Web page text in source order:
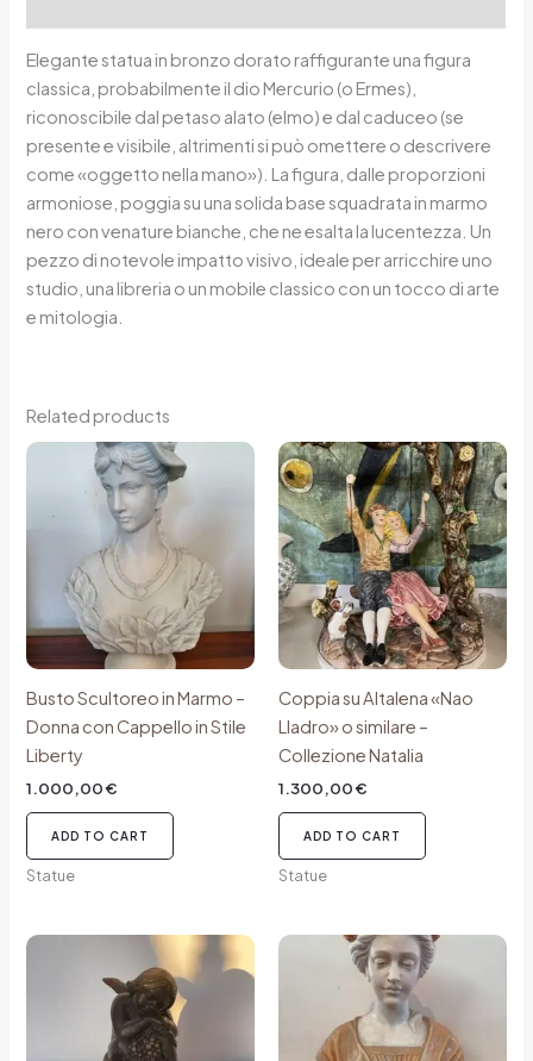
Elegante statua in bronzo dorato raffigurante una figura
classica, probabilmente il dio Mercurio (o Ermes),
riconoscibile dal petaso alato (elmo) e dal caduceo (se
presente e visibile, altrimenti si può omettere o descrivere
come «oggetto nella mano»). La figura, dalle proporzioni
armoniose, poggia su una solida base squadrata in marmo
nero con venature bianche, che ne esalta la lucentezza. Un
pezzo di notevole impatto visivo, ideale per arricchire uno
studio, una libreria o un mobile classico con un tocco di arte
e mitologia.
Related products
Busto Scultoreo in Marmo –
Donna con Cappello in Stile
Liberty
1.000,00€
ADD TO CART
Statue
Coppia su Altalena «Nao
Lladro» o similare –
Collezione Natalia
1.300,00€
ADD TO CART
Statue